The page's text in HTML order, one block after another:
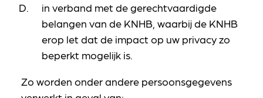
in verband met de gerechtvaardigde
belangen van de KNHB, waarbij de KNHB
erop let dat de impact op uw privacy zo
beperkt mogelijk is.
Zo worden onder andere persoonsgegevens